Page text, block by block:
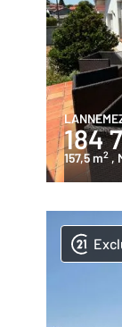
184
157,5 m2 ,